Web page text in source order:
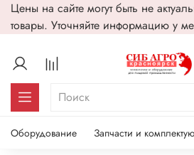
Цены на сайте могут быть не
товары. Уточняйте информацию у
Оборудование Запчасти и